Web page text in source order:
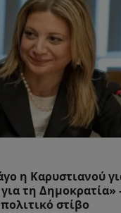
η Καρυστιανού
τη Δημοκρατία»
στίβο